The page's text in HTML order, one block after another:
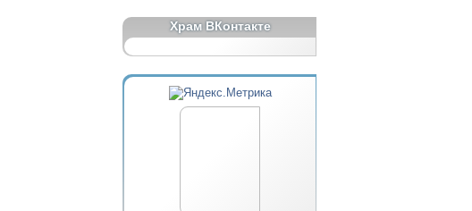
Храм ВКонтакте